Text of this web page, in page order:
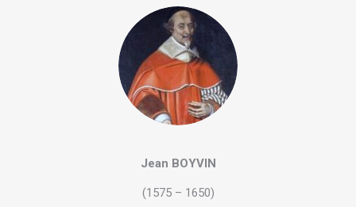
Jean BOYVIN
(1575 – 1650)